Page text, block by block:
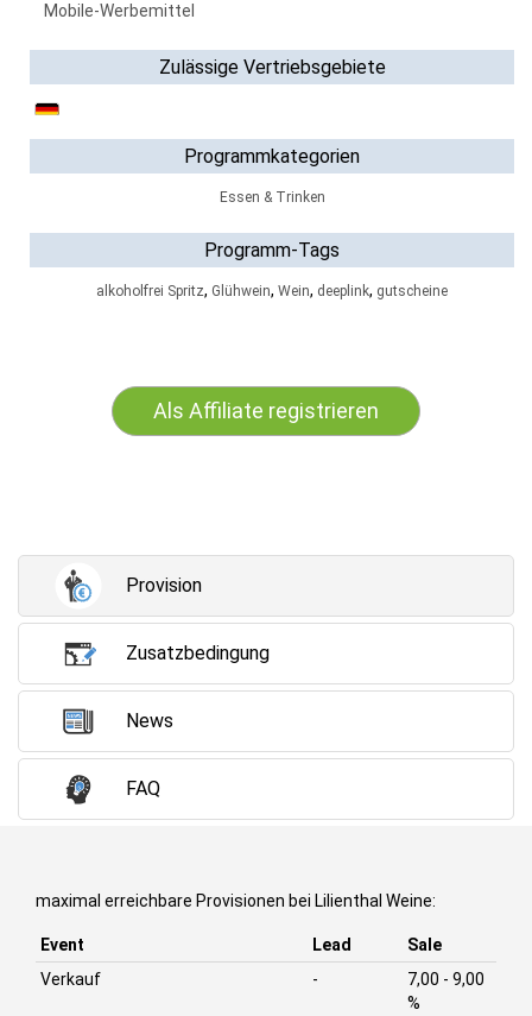
Mobile-Werbemittel
Zulässige Vertriebsgebiete
Programmkategorien
Essen & Trinken
Programm-Tags
alkoholfrei Spritz, Glühwein, Wein, deeplink, gutscheine
Als Affiliate registrieren
Provision
Zusatzbedingung
News
FAQ
maximal erreichbare Provisionen bei Lilienthal Weine:
Event Lead
Sale
Verkauf
-
7,00 - 9,00
%